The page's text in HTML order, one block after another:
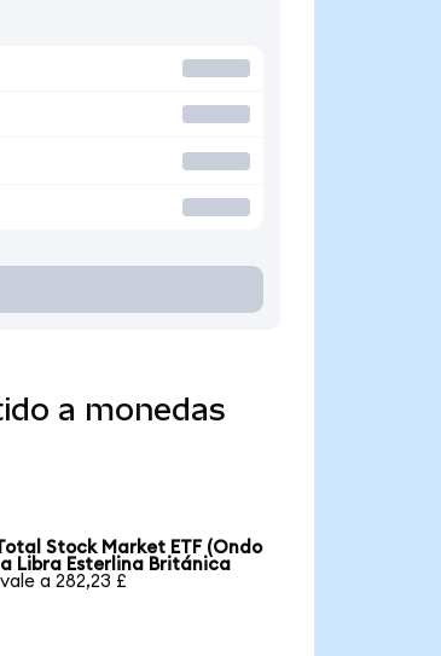
a monedas
Stock Market ETF (Ondo
Libra Esterlina Británica
a 282,23 £